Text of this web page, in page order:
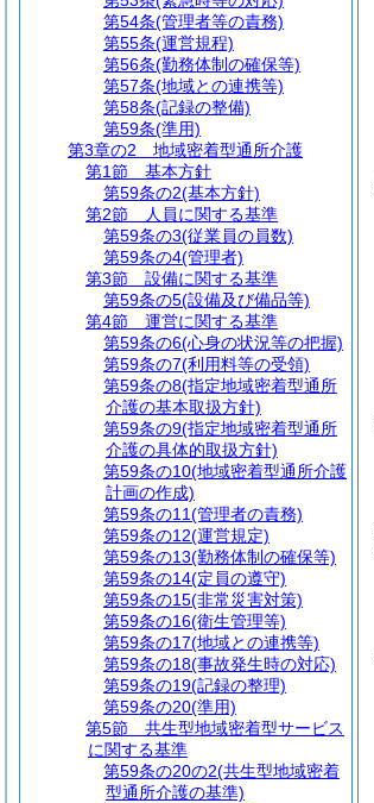
第54条(管理者等の責務)
第55条(運営規程)
第56条(勤務体制の確保等)
第57条(地域との連携等)
第58条(記録の整備)
第59条(準用)
第3章の2
地域密着型通所介護
第1節
基本方針
第59条の2(基本方針)
第2節
人員に関する基準
第59条の3(従業員の員数)
第59条の4(管理者)
第3節
設備に関する基準
第59条の5(設備及び備品等)
第4節
運営に関する基準
第59条の6(心身の状況等の把握)
第59条の7(利用料等の受領)
第59条の8(指定地域密着型通所
介護の基本取扱方針)
第59条の9(指定地域密着型通所
介護の具体的取扱方針)
第59条の10(地域密着型通所介護
計画の作成)
第59条の11(管理者の責務)
第59条の12(運営規定)
第59条の13(勤務体制の確保等)
第59条の14(定員の遵守)
第59条の15(非常災害対策)
第59条の16(衛生管理等)
第59条の17(地域との連携等)
第59条の18(事故発生時の対応)
第59条の19(記録の整理)
第59条の20(準用)
第5節
共生型地域密着型サービス
に関する基準
第59条の20の2(共生型地域密着
型通所介護の基準)